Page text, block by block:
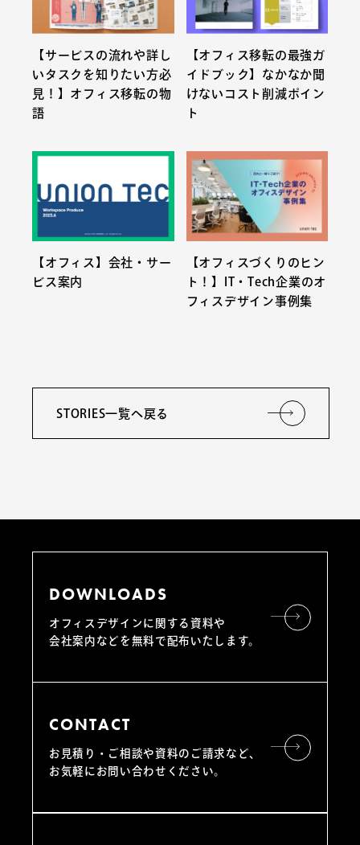
【サービスの流れや詳し
いタスクを知りたい方必
見！】オフィス移転の物
語
【オフィス移転の最強ガ
イドブック】なかなか聞
けないコスト削減ポイン
ト
【オフィス】会社・サー
ビス案内
【オフィスづくりのヒン
ト！】IT・Tech企業のオ
フィスデザイン事例集
STORIES一覧へ戻る
DOWNLOADS
オフィスデザインに関する資料や
会社案内などを無料で配布いたします。
CONTACT
お見積り・ご相談や資料のご請求など、
お気軽にお問い合わせください。